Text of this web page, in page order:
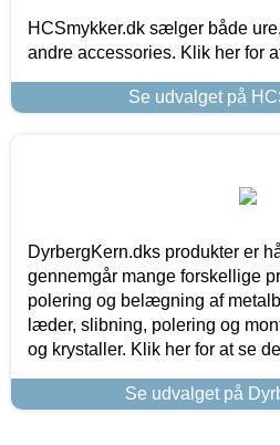
HCSmykker.dk sælger både
andre accessories. Klik her for
Se udvalget på
DyrbergKern.dks produkter er
gennemgår mange forskellige
polering og belægning af
læder, slibning, polering og
og krystaller. Klik her for at se
Se udvalget på